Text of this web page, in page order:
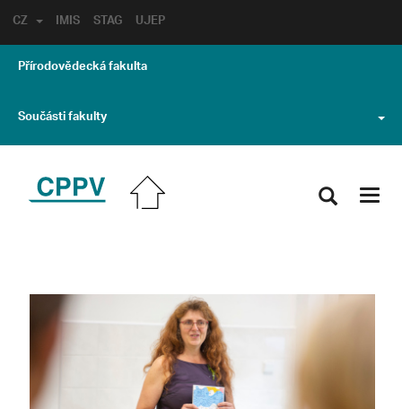
IMIS STAG UJEP
CZ
Přírodovědecká fakulta
Součásti fakulty